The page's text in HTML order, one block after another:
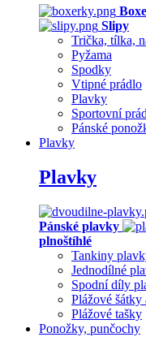
Slipy
Trička, tílka,
Pyžama
Spodky
Vtipné prádlo
Plavky
Sportovní
Pánské
Plavky
Plavky
Pánské plavky
plnoštíhlé
Tankiny
Jednodílné
Spodní díly
Plážové šátky
Plážové tašky
Ponožky, punčochy